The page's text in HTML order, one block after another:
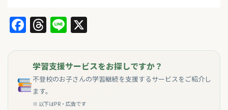
Facebook
Threads
Line
学習支援サービスをお探しですか？
不登校のお子さんの学習継続を支援するサービスをご紹介し
ます。
※ 以下はPR・広告です